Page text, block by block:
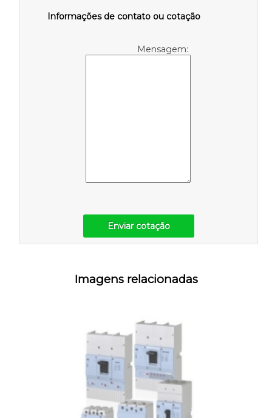
Informações de contato ou cotação
Mensagem:
Enviar cotação
Imagens relacionadas